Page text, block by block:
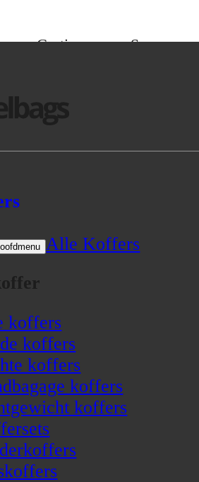
Gratis
Spaar
Alle Koffers
koffers
koffers
koffers
koffers
koffers